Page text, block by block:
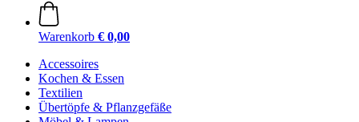
Warenkorb € 0,00
Accessoires
Kochen & Essen
Textilien
Übertöpfe & Pflanzgefäße